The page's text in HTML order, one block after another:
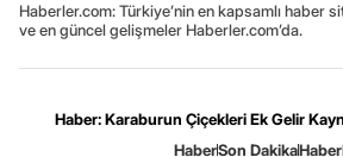
Haberler.com: Türkiye’nin en kapsamlı haber
ve en güncel gelişmeler Haberler.com’da.
Haber: Karaburun Çiçekleri Ek Gelir
HaberSon Dakika